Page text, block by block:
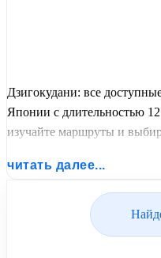
Дзигокудани: все
Японии с длительностью
изучайте маршруты и
United Travel Systems.
читать далее...